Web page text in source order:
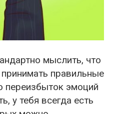
мыслить, что
правильные
переизбыток эмоций
у тебя всегда есть